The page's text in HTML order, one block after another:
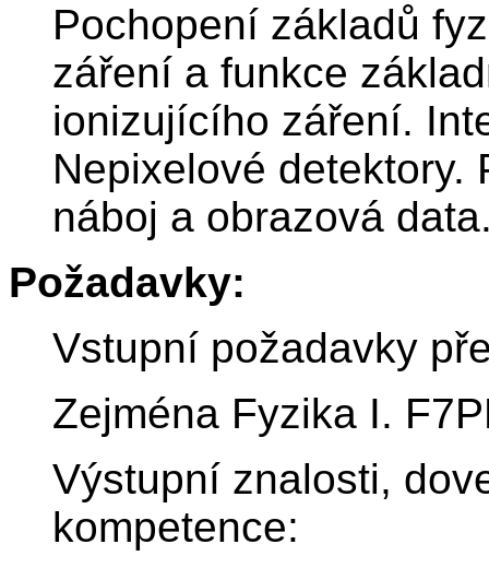
Pochopení základů
záření a funkce
ionizujícího záření.
Nepixelové detektory.
náboj a obrazová
Požadavky:
Vstupní požadavky
Zejména Fyzika I.
Výstupní znalosti,
kompetence: